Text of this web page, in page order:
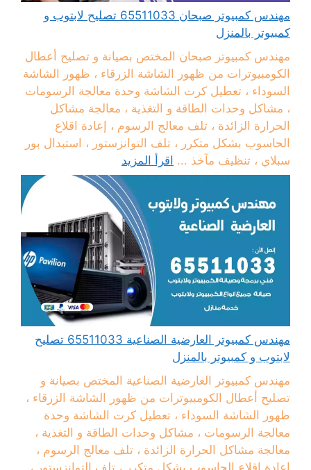
مهندس كمبيوتر صبحان 65511033 تصليح لابتوب و
كمبيوتر بالمنزل
مهندس كمبيوتر صبحان المختص بصيانة و تصليح أعطال
الكومبيوترات من ظهور الشاشة الزرقاء ، ظهور الشاشة
السوداء ، تعطيل كرت الشاشة وحدة معالجة الرسومات
، مشاكل وحدات الطاقة و التغذية ، معالجة مشاكل
الحرارة الزائدة ، تلف معالج الرسوم ، إعادة اقلاع
الحاسوب بشكل متكرر ، تلف التوانزستور ، استبدال بور
سبلاي ، تنظيف مآخذ ... اقرأ المزيد
مهندس كمبيوتر العارضية الصناعية 65511033 تصليح
لابتوب و كمبيوتر بالمنزل
مهندس كمبيوتر العارضية الصناعية المختص بصيانة و
تصليح أعطال الكومبيوترات من ظهور الشاشة الزرقاء ،
ظهور الشاشة السوداء ، تعطيل كرت الشاشة وحدة
معالجة الرسومات ، مشاكل وحدات الطاقة و التغذية ،
معالجة مشاكل الحرارة الزائدة ، تلف معالج الرسوم ،
إعادة اقلاع الحاسوب بشكل متكرر ، تلف التوانزستور ،